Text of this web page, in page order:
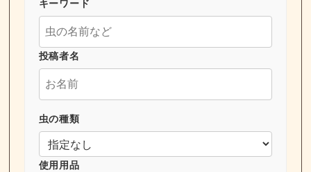
キーワード
投稿者名
虫の種類
使用用品